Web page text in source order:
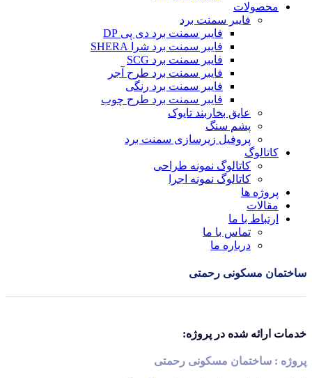
محصولات
فایبر سمنت برد
فایبر سمنت برد دی پی DP
فایبر سمنت برد شرا SHERA
فایبر سمنت برد SCG
فایبر سمنت برد طرح آجر
فایبر سمنت برد رنگی
فایبر سمنت برد طرح چوب
عایق بخاربند تایوک
پشم سنگ
پروفیل زیرسازی سمنت برد
کاتالوگ
کاتالوگ نمونه طراحی
کاتالوگ نمونه اجرا
پروژه ها
مقالات
ارتباط با ما
تماس با ما
درباره ما
ساختمان مسکونی رحمتی
خدمات ارائه شده در پروژه:
پروژه : ساختمان مسکونی رحمتی